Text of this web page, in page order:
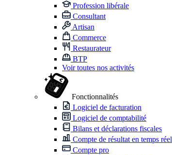
Profession libérale
Consultant
Artisan
Commerce
Restaurateur
BTP
Voir toutes nos activités
Fonctionnalités
Logiciel de facturation
Logiciel de comptabilité
Bilans et déclarations fiscales
Compte de résultat en temps réel
Compte pro